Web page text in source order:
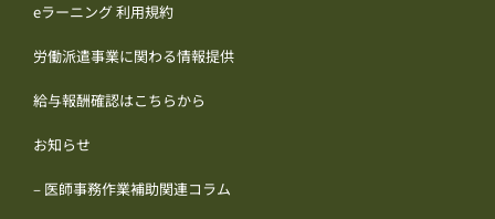
eラーニング 利用規約
労働派遣事業に関わる情報提供
給与報酬確認はこちらから
お知らせ
– 医師事務作業補助関連コラム